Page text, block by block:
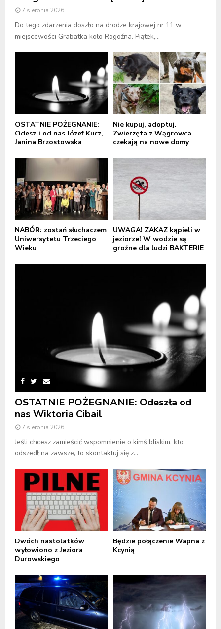
7 sierpnia 2026
Do tego zdarzenia doszło na drodze krajowej nr 11 w
miejscowości Grabatka koło Rogoźna. Piątek,...
OSTATNIE POŻEGNANIE:
Odeszli od nas Józef Kucz,
Janina Brzostowska
Nie kupuj, adoptuj.
Zwierzęta z Wągrowca
czekają na nowe domy
NABÓR: zostań słuchaczem
Uniwersytetu Trzeciego
Wieku
UWAGA! ZAKAZ kąpieli w
jeziorze! W wodzie są
groźne dla ludzi BAKTERIE
OSTATNIE POŻEGNANIE: Odeszła od
nas Wiktoria Cibail
7 sierpnia 2026
Jeśli chcesz zamieścić wspomnienie o kimś bliskim, kto
odszedł na zawsze, to skontaktuj się z...
Dwóch nastolatków
wyłowiono z Jeziora
Durowskiego
Będzie połączenie Wapna z
Kcynią